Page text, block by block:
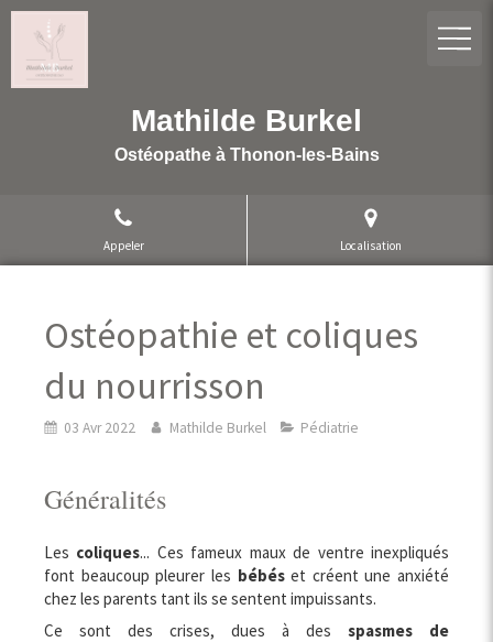
Mathilde Burkel
Ostéopathe à Thonon-les-Bains
Appeler Localisation
Ostéopathie et coliques
du nourrisson
03 Avr 2022 Mathilde Burkel Pédiatrie
Généralités
Les coliques... Ces fameux maux de ventre inexpliqués
font beaucoup pleurer les bébéset créent une anxiété
chez les parents tant ils se sentent impuissants.
Ce sont des crises, dues à des spasmes de